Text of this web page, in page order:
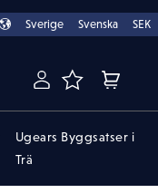
Sverige Svenska SEK
FAVORITER
Ugears Byggsatser i
Trä